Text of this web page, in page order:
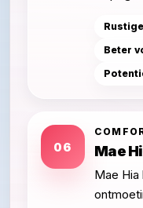
Beter
06 Mae
Mae Hia